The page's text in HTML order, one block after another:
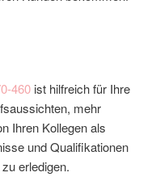
460 ist hilfreich für Ihre
mehr
Ihren Kollegen als
und Qualifikationen
erledigen.